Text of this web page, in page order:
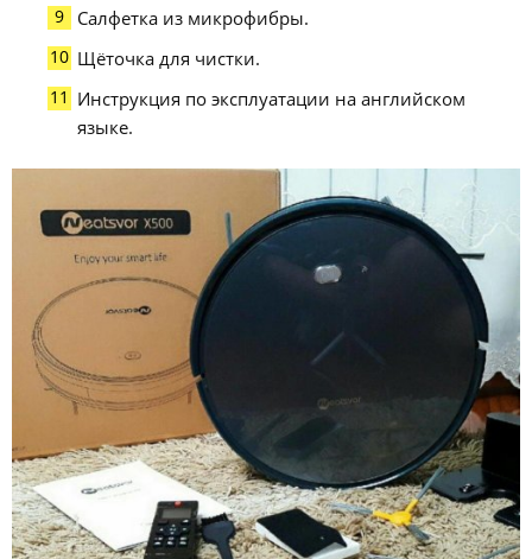
Салфетка из микрофибры.
Щёточка для чистки.
Инструкция по эксплуатации на английском
языке.